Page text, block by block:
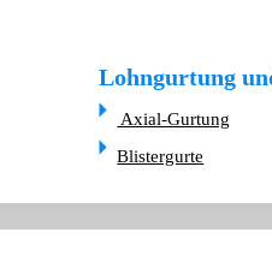
Lohngurtung
Axial-Gurtung
Blistergurte